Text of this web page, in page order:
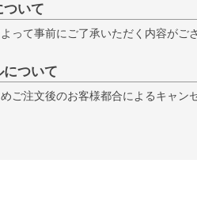
ついて
って事前にご了承いただく内容がご
について
ご注文後のお客様都合によるキャン